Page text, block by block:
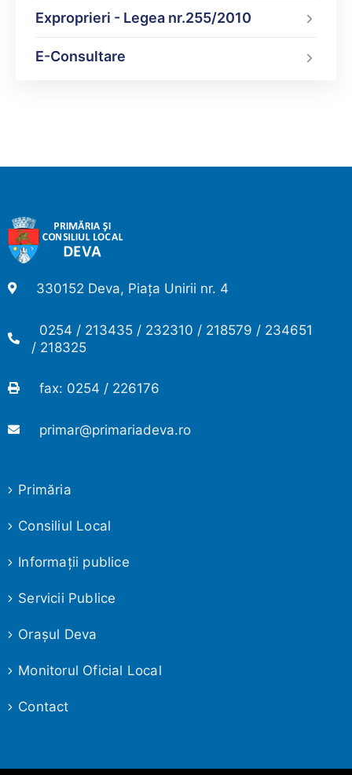
Exproprieri - Legea nr.255/2010
E-Consultare
330152 Deva, Piața Unirii nr. 4
0254 / 213435 / 232310 / 218579 / 234651
/ 218325
fax: 0254 / 226176
primar@primariadeva.ro
Primăria
Consiliul Local
Informaţii publice
Servicii Publice
Oraşul Deva
Monitorul Oficial Local
Contact